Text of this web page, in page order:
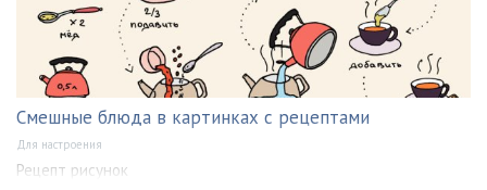
Смешные блюда в картинках с рецептами
Для настроения
Рецепт рисунок